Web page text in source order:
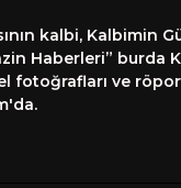
kalbi, Kalbimin
Haberleri” burda
fotoğrafları ve